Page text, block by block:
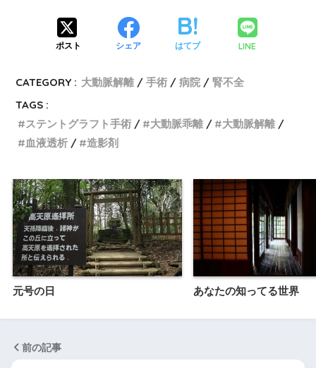
ポスト シェア はてブ LINE
CATEGORY : 大動脈解離 手術 病院
腎不全
TAGS :
ステントグラフト手術
大動脈乖離
大動脈解離
血液透析
造影剤
元号の日 あなたの知ってる世界
前の記事